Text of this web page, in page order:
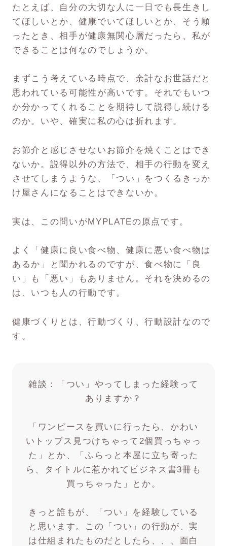
たとえば、自分の大切な人に一日でも長生きし
てほしいとか、健康でいてほしいとか、そう願
ったとき、相手が健康無関心層だったら、私が
できることは何なのでしょうか。
まずこう考えている時点で、余計なお世話だと
思われている可能性が高いです。それでもいつ
か分かってくれることを期待して説得し続ける
のか。いや、確実に私の心は折れます。
お節介と感じさせないお節介を焼くことはでき
ないか。説得以外の方法で、相手の行動を変え
させてしまうような、「つい」をつくるきっか
け屋さんになることはできないか。
実は、この問いがMYPLATEの原点です。
よく「健康に良い食べ物、健康に悪い食べ物は
あるか」と聞かれるのですが、食べ物に「良
い」も「悪い」もありません。それを決めるの
は、いつも人の行動です。
健康づくりとは、行動づくり、行動設計なので
す。
雑談：「つい」やってしまった経験って
ありますか？
「ワンピースを買いに行ったら、かわい
いトップス見つけちゃって2個買っちゃっ
た」とか、「ふらっと本屋に立ち寄った
ら、タイトルに惹かれてビジネス書3冊も
買っちゃった」とか。
きっと誰もが、「つい」を経験している
と思います。この「つい」の行動が、実
は仕組まれたものだとしたら、、、面白